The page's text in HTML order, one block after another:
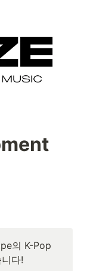
의 K-Pop
다!